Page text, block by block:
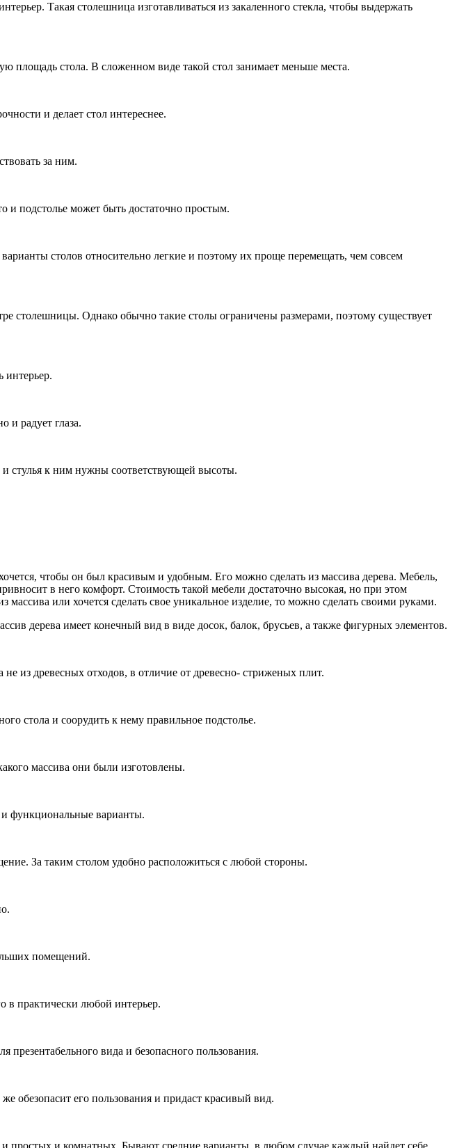
Такая столешница изготавливаться из закаленного стекла, чтобы выдержать
площадь стола. В сложенном виде такой стол занимает меньше места.
и делает стол интереснее.
за ним.
и подстолье может быть достаточно простым.
столов относительно легкие и поэтому их проще перемещать, чем совсем
столешницы. Однако обычно такие столы ограничены размерами, поэтому существует
интерьер.
и радует глаза.
стулья к ним нужны соответствующей высоты.
чтобы он был красивым и удобным. Его можно сделать из массива дерева. Мебель,
в него комфорт. Стоимость такой мебели достаточно высокая, но при этом
массива или хочется сделать свое уникальное изделие, то можно сделать своими руками.
дерева имеет конечный вид в виде досок, балок, брусьев, а также фигурных элементов.
из древесных отходов, в отличие от древесно- стриженых плит.
стола и соорудить к нему правильное подстолье.
массива они были изготовлены.
и функциональные варианты.
За таким столом удобно расположиться с любой стороны.
помещений.
в практически любой интерьер.
вида и безопасного пользования.
обезопасит его пользования и придаст красивый вид.
простых и комнатных. Бывают средние варианты, в любом случае каждый найдет себе